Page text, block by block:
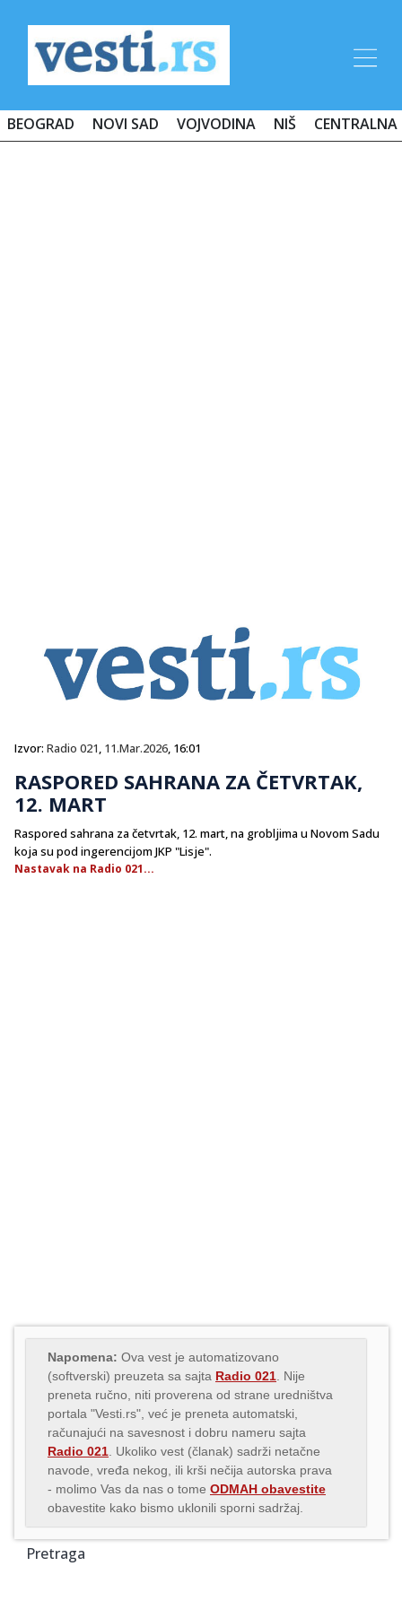
BEOGRAD NOVI SAD VOJVODINA NIŠ CENTRALNA
Izvor: Radio 021, 11.Mar.2026, 16:01
RASPORED SAHRANA ZA ČETVRTAK,
12. MART
Raspored sahrana za četvrtak, 12. mart, na grobljima u Novom Sadu
koja su pod ingerencijom JKP "Lisje".
Nastavak na Radio 021...
Napomena: Ova vest je automatizovano
(softverski) preuzeta sa sajta Radio 021 . Nije
preneta ručno, niti proverena od strane uredništva
portala "Vesti.rs", već je preneta automatski,
računajući na savesnost i dobru nameru sajta
Radio 021 . Ukoliko vest (članak) sadrži netačne
navode, vređa nekog, ili krši nečija autorska prava
- molimo Vas da nas o tome ODMAH obavestite
obavestite kako bismo uklonili sporni sadržaj.
Pretraga